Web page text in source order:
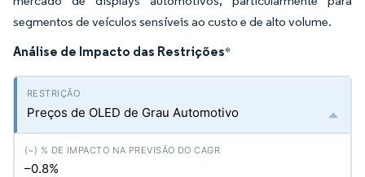
segmentos de veículos sensíveis ao custo e de alto volume.
Análise de Impacto das Restrições*
Preços de OLED de Grau Automotivo
–0.8%